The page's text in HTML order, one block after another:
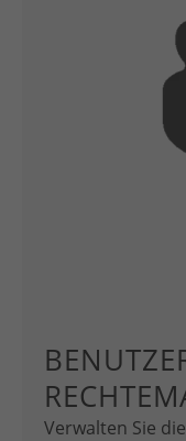
Verwalten Sie